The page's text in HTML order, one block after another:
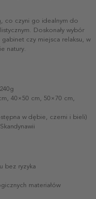
co czyni go idealnym do
Doskonały wybór
czy miejsca relaksu, w
natury.
40×50 cm, 50×70 cm,
w dębie, czerni i bieli)
bez ryzyka
materiałów